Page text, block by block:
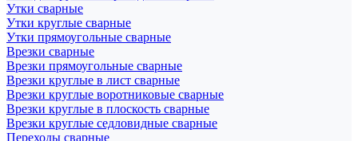
Утки сварные
Утки круглые сварные
Утки прямоугольные сварные
Врезки сварные
Врезки прямоугольные сварные
Врезки круглые в лист сварные
Врезки круглые воротниковые сварные
Врезки круглые в плоскость сварные
Врезки круглые седловидные сварные
Переходы сварные